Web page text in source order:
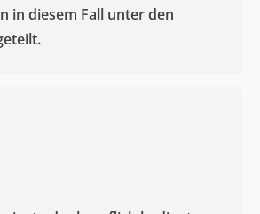
in diesem Fall unter den